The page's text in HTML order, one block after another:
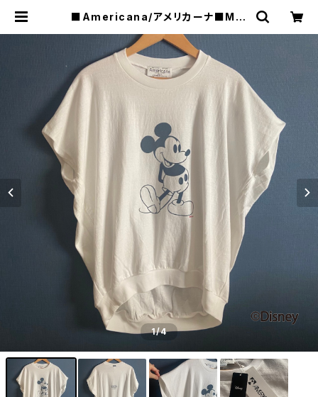
■Americana/アメリカーナ■Mic
トノースリーブT■BRF-770A/1■ |
raquel
1/4